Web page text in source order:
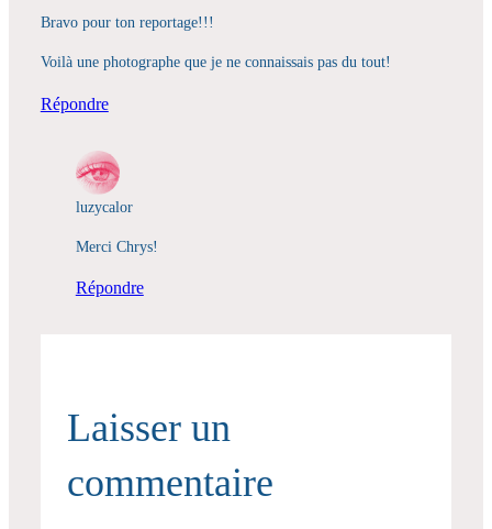
Bravo pour ton reportage!!!
Voilà une photographe que je ne connaissais pas du tout!
Répondre
luzycalor
Merci Chrys!
Répondre
Laisser un
commentaire